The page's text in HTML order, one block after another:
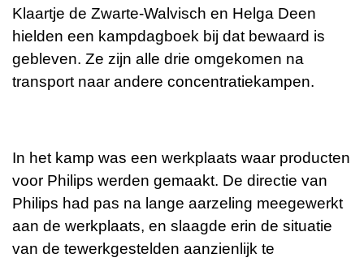
Klaartje de Zwarte-Walvisch en Helga Deen
hielden een kampdagboek bij dat bewaard is
gebleven. Ze zijn alle drie omgekomen na
transport naar andere concentratiekampen.
In het kamp was een werkplaats waar producten
voor Philips werden gemaakt. De directie van
Philips had pas na lange aarzeling meegewerkt
aan de werkplaats, en slaagde erin de situatie
van de tewerkgestelden aanzienlijk te